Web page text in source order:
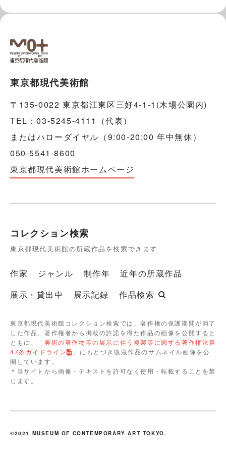
東京都現代美術館
〒135-0022 東京都江東区三好4-1-1(木場公園内)
TEL：03-5245-4111（代表）
またはハローダイヤル（9:00-20:00 年中無休）
050-5541-8600
東京都現代美術館ホームページ
コレクション検索
東京都現代美術館の所蔵作品を検索できます
作家 ジャンル 制作年
近年の所蔵作品
展示・貸出中
展示記録 作品検索
東京都現代美術館コレクション検索では、著作権の保護期間が満了
した作品、著作権者から掲載の許諾を得た作品の画像を公開すると
ともに、「美術の著作物等の展示に伴う複製等に関する著作権法第
47条ガイドライン
」にもとづき収蔵作品のサムネイル画像を公
開しています。
＊当サイトから画像・テキストを許可なく使用・転載することを禁
じます。
©2021 MUSEUM OF CONTEMPORARY ART TOKYO.